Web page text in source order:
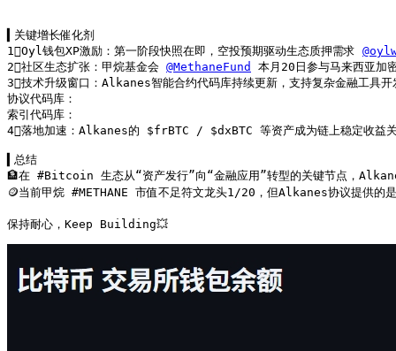
▍关键增长催化剂
1⃣Oyl钱包XP激励：第一阶段快照在即，空投预期驱动生态质押需求
2⃣社区生态扩张：甲烷基金会 @MethaneFund
本月20日参与马来西亚加
3⃣技术升级窗口：Alkanes智能合约代码库持续更新，支持复杂金融工具
协议代码库：
索引代码库：
4⃣落地加速：Alkanes的 $frBTC / $dxBTC 等资产成为链上稳定收益
▍总结
🏦在 #Bitcoin 生态从“资产发行”向“金融应用”转型的关键节点，
🪙当前甲烷 #METHANE 市值不足符文龙头1/20，但Alkanes协议提供的
保持耐心，Keep Building💥